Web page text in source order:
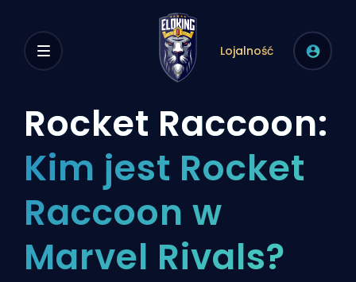
Lojalność
Rocket Raccoon:
Kim jest Rocket
Raccoon w
Marvel Rivals?